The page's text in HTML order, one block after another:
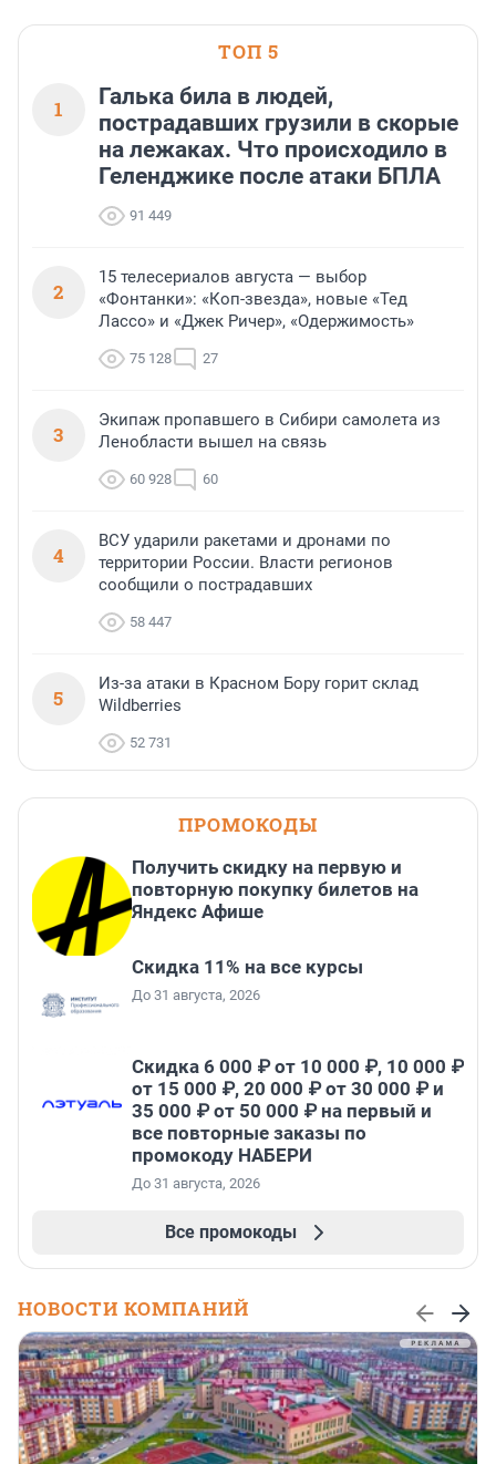
ТОП 5
1
Галька била в людей,
пострадавших грузили в скорые
на лежаках. Что происходило в
Геленджике после атаки БПЛА
91 449
2
15 телесериалов августа — выбор
«Фонтанки»: «Коп-звезда», новые «Тед
Лассо» и «Джек Ричер», «Одержимость»
75 128 27
3
Экипаж пропавшего в Сибири самолета из
Ленобласти вышел на связь
60 928 60
4
ВСУ ударили ракетами и дронами по
территории России. Власти регионов
сообщили о пострадавших
58 447
5
Из-за атаки в Красном Бору горит склад
Wildberries
52 731
ПРОМОКОДЫ
Получить скидку на первую и
повторную покупку билетов на
Яндекс Афише
Скидка 11% на все курсы
До 31 августа, 2026
Скидка 6 000 ₽ от 10 000 ₽, 10 000 ₽
от 15 000 ₽, 20 000 ₽ от 30 000 ₽ и
35 000 ₽ от 50 000 ₽ на первый и
все повторные заказы по
промокоду НАБЕРИ
До 31 августа, 2026
Все промокоды
НОВОСТИ КОМПАНИЙ